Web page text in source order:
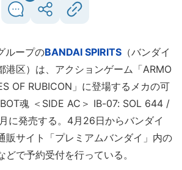
ループのBANDAI SPIRITS （バンダイ
港区）は、アクションゲーム「ARMO
OF RUBICON」に登場するメカの可
魂 ＜SIDE AC＞ IB-07: SOL 644 /
に発売する。4月26日からバンダイ
販サイト「プレミアムバンダイ」内の
どで予約受付を行っている。